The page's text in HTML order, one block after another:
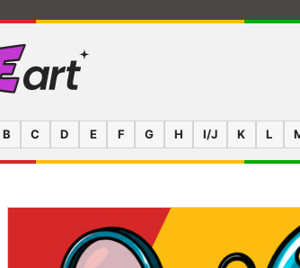
B C D E F G H I/J K L